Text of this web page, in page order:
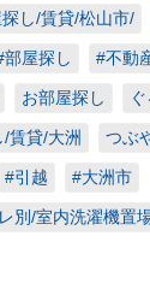
し/賃貸/松山市/
部屋探し #不動
お部屋探し
賃貸/大洲 つぶ
#引越 #大洲市
別/室内洗濯機置